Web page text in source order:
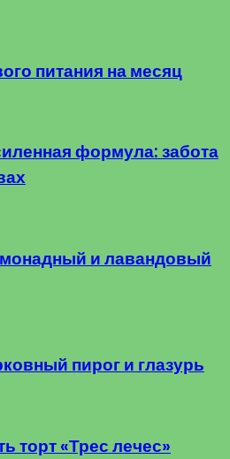
питания на месяц
формула: забота
и лавандовый
пирог и глазурь
торт «Трес лечес»